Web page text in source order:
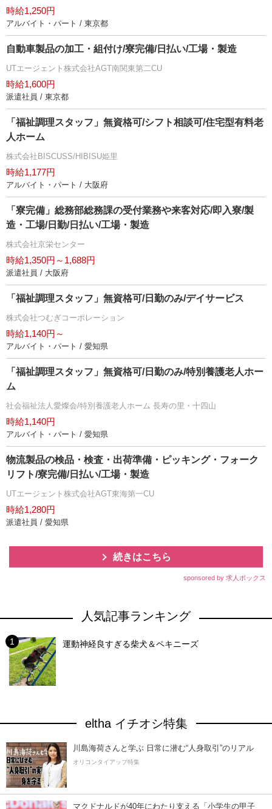
時給1,250円
アルバイト・パート / 東京都
自動車製品の加工・組付け/寮完備/日払い/工場・製造
UTエージェント株式会社AGT南関東第二CU
時給1,600円
派遣社員 / 東京都
「福祉調理スタッフ」無資格可/シフト相談可/住宅型有料老
人ホーム
株式会社BISCUSS/HIBISU姫里
時給1,177円
アルバイト・パート / 大阪府
「寮完備」総務部総務課の受付業務や来客対応/即入寮/製
造・工場/日勤/日払い/工場・製造
株式会社京栄センター
時給1,350円～1,688円
派遣社員 / 大阪府
「福祉調理スタッフ」無資格可/日勤のみ/デイサービス
株式会社つむぎコーポレーション
時給1,140円～
アルバイト・パート / 愛知県
「福祉調理スタッフ」無資格可/日勤のみ/特別養護老人ホー
ム
社会福祉法人愛燦会/特別養護老人ホーム 長寿の里・十四山
時給1,140円
アルバイト・パート / 愛知県
物流製品の検品・検査・出荷準備・ピッキング・フォーク
リフト/寮完備/日払い/工場・製造
UTエージェント株式会社AGT東海第一CU
時給1,280円
派遣社員 / 愛知県
続きはこちら
sponsored by 求人ボックス
人気記事ランキング
運動神経良すぎる柴犬＆ペキニーズ
eltha イチオシ特集
川島海荷さんと学ぶ 日常に潜む“人身取引”のリアル
オリコンタイアップ特集
マクドナルドが40年にわたり支える「小学生の甲子